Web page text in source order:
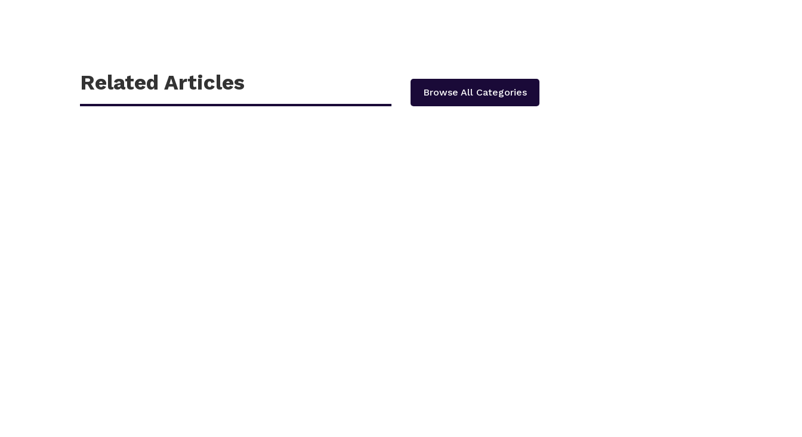
Related Articles Browse All Categories